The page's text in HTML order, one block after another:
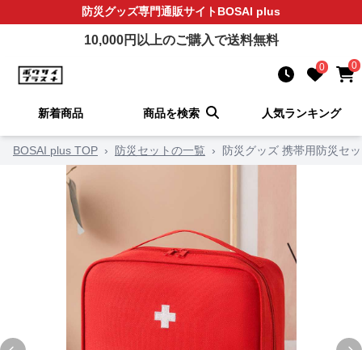
防災グッズ専門通販サイトBOSAI plus
10,000円以上のご購入で送料無料
0 0
新着商品 商品を検索 人気ランキング
BOSAI plus TOP › 防災セットの一覧 › 防災グッズ 携帯用防災セ